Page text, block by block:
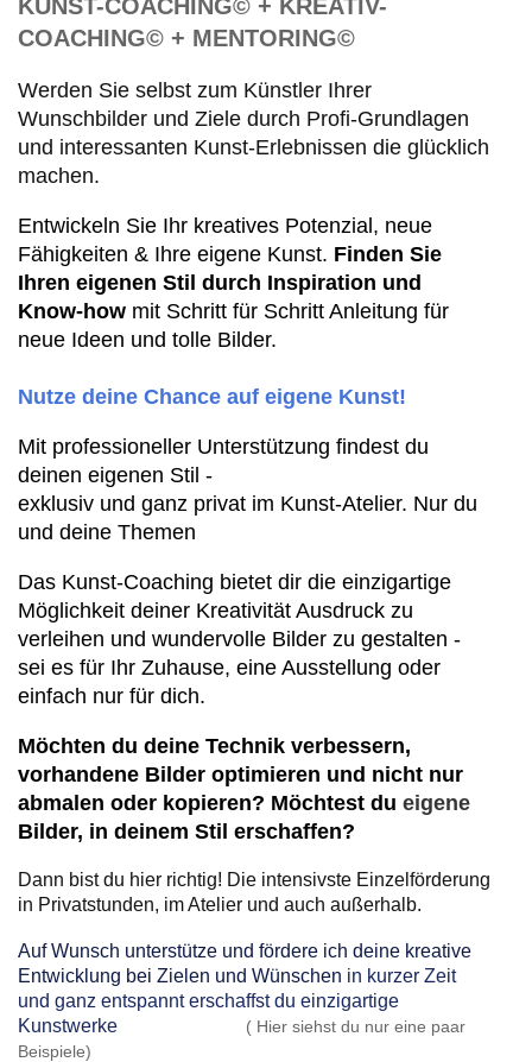
KUNST-COACHING© + KREATIV-
COACHING© + MENTORING©
Werden Sie selbst zum Künstler Ihrer
Wunschbilder und Ziele durch Profi-Grundlagen
und interessanten Kunst-Erlebnissen die glücklich
machen.
Entwickeln Sie Ihr kreatives Potenzial, neue
Fähigkeiten & Ihre eigene Kunst. Finden Sie
Ihren eigenen Stil durch Inspiration und
Know-how mit Schritt für Schritt Anleitung für
neue Ideen und tolle Bilder.
Nutze deine Chance auf eigene Kunst!
Mit professioneller Unterstützung findest du
deinen eigenen Stil -
exklusiv und ganz privat im Kunst-Atelier. Nur du
und deine Themen
Das Kunst-Coaching bietet dir die einzigartige
Möglichkeit deiner Kreativität Ausdruck zu
verleihen und wundervolle Bilder zu gestalten -
sei es für Ihr Zuhause, eine Ausstellung oder
einfach nur für dich.
Möchten du deine Technik verbessern,
vorhandene Bilder optimieren und nicht nur
abmalen oder kopieren? Möchtest du eigene
Bilder, in deinem Stil erschaffen?
Dann bist du hier richtig! Die intensivste Einzelförderung
in Privatstunden, im Atelier und auch außerhalb.
Auf Wunsch unterstütze und fördere ich deine kreative
Entwicklung bei Zielen und Wünschen in kurzer Zeit
und ganz entspannt erschaffst du einzigartige
Kunstwerke
( Hier siehst du nur eine paar
Beispiele)